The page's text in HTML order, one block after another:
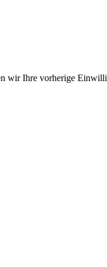
wir Ihre vorherige